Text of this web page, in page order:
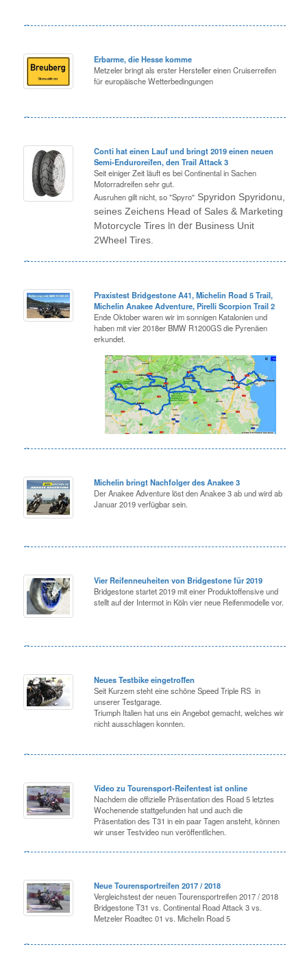
Erbarme, die Hesse komme
Metzeler bringt als erster Hersteller einen Cruiserreifen
für europäische Wetterbedingungen
Conti hat einen Lauf und bringt 2019 einen neuen
Semi-Enduroreifen, den Trail Attack 3
Seit einiger Zeit läuft es bei Continental in Sachen
Motorradreifen sehr gut.
Ausruhen gilt nicht, so "Spyro" Spyridon Spyridonu,
seines Zeichens Head of Sales & Marketing
Motorcycle Tires in der Business Unit
2Wheel Tires.
Praxistest Bridgestone A41, Michelin Road 5 Trail,
Michelin Anakee Adventure, Pirelli Scorpion Trail 2
Ende Oktober waren wir im sonnigen Katalonien und
haben mit vier 2018er BMW R1200GS die Pyrenäen
erkundet.
Michelin bringt Nachfolger des Anakee 3
Der Anakee Adventure löst den Anakee 3 ab und wird ab
Januar 2019 verfügbar sein.
Vier Reifenneuheiten von Bridgestone für 2019
Bridgestone startet 2019 mit einer Produktoffensive und
stellt auf der Intermot in Köln vier neue Reifenmodelle vor.
Neues Testbike eingetroffen
Seit Kurzem steht eine schöne Speed Triple RS in
unserer Testgarage.
Triumph Italien hat uns ein Angebot gemacht, welches wir
nicht ausschlagen konnten.
Video zu Tourensport-Reifentest ist online
Nachdem die offizielle Präsentation des Road 5 letztes
Wochenende stattgefunden hat und auch die
Präsentation des T31 in ein paar Tagen ansteht, können
wir unser Testvideo nun veröffentlichen.
Neue Tourensportreifen 2017 / 2018
Vergleichstest der neuen Tourensportreifen 2017 / 2018
Bridgestone T31 vs. Continental Road Attack 3 vs.
Metzeler Roadtec 01 vs. Michelin Road 5